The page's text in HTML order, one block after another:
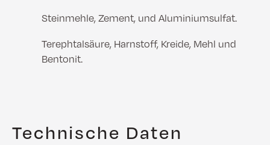
Steinmehle, Zement, und Aluminiumsulfat.
Terephtalsäure, Harnstoff, Kreide, Mehl und
Bentonit.
Technische Daten